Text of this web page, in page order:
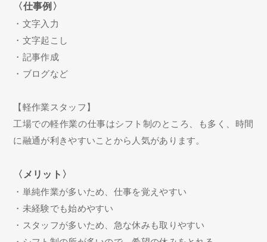
〈仕事例〉
・文字入力
・文字起こし
・記事作成
・ブログなど
【軽作業スタッフ】
工場での軽作業の仕事はシフト制のところ、も多く、時間
に融通が利きやすいことから人気があります。
〈メリット〉
・単純作業が多いため、仕事を覚えやすい
・未経験でも始めやすい
・スタッフが多いため、急な休みも取りやすい